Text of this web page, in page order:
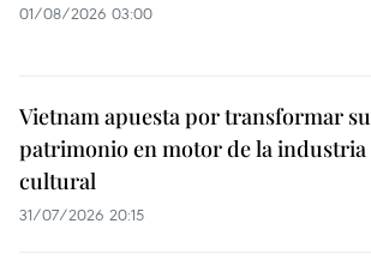
01/08/2026 03:00
Vietnam apuesta por transformar su
patrimonio en motor de la industria
cultural
31/07/2026 20:15